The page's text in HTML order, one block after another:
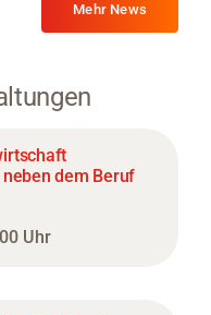
Mehr News
dem Beruf
Uhr